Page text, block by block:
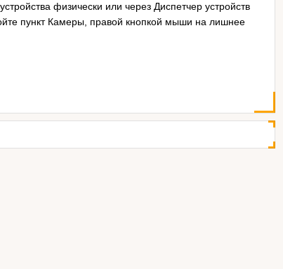
физически или через Диспетчер устройств
пункт Камеры, правой кнопкой мыши на лишнее